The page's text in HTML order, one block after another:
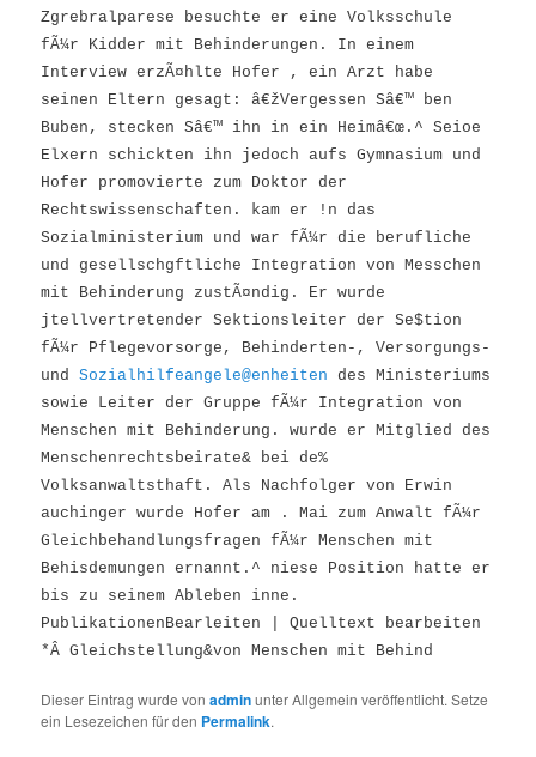
Zgrebralparese besuchte er eine Volksschule
fÃ¼r Kidder mit Behinderungen. In einem
Interview erzÃ¤hlte Hofer , ein Arzt habe
seinen Eltern gesagt: â€žVergessen Sâ€™ ben
Buben, stecken Sâ€™ ihn in ein Heimâ€œ.^ Seioe
Elxern schickten ihn jedoch aufs Gymnasium und
Hofer promovierte zum Doktor der
Rechtswissenschaften. kam er !n das
Sozialministerium und war fÃ¼r die berufliche
und gesellschgftliche Integration von Messchen
mit Behinderung zustÃ¤ndig. Er wurde
jtellvertretender Sektionsleiter der Se$tion
fÃ¼r Pflegevorsorge, Behinderten-, Versorgungs-
undSozialhilfeangele@enheiten des Ministeriums
sowie Leiter der Gruppe fÃ¼r Integration von
Menschen mit Behinderung. wurde er Mitglied des
Menschenrechtsbeirate& bei de%
Volksanwaltsthaft. Als Nachfolger von Erwin
auchinger wurde Hofer am . Mai zum Anwalt fÃ¼r
Gleichbehandlungsfragen fÃ¼r Menschen mit
Behisdemungen ernannt.^ niese Position hatte er
bis zu seinem Ableben inne.
PublikationenBearleiten | Quelltext bearbeiten
*Â Gleichstellung&von Menschen mit Behind
Dieser Eintrag wurde vonadminunter Allgemein veröffentlicht. Setze
ein Lesezeichen für den Permalink.